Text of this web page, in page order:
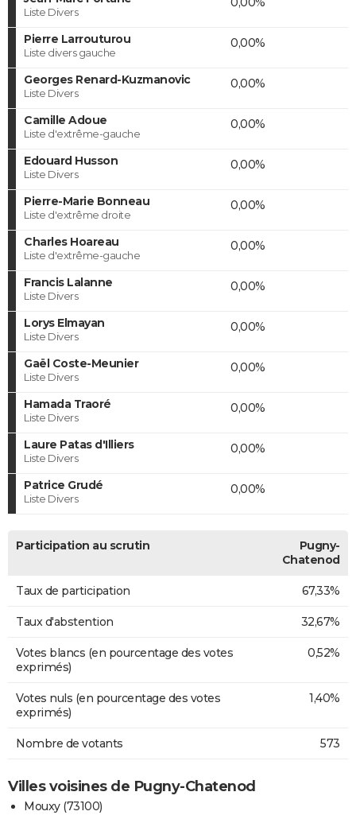
Liste Divers
Pierre Larrouturou
Liste divers gauche
0,00%
Georges Renard-Kuzmanovic
Liste Divers
0,00%
Camille Adoue
Liste d'extrême-gauche
0,00%
Edouard Husson
Liste Divers
0,00%
Pierre-Marie Bonneau
Liste d'extrême droite
0,00%
Charles Hoareau
Liste d'extrême-gauche
0,00%
Francis Lalanne
Liste Divers
0,00%
Lorys Elmayan
Liste Divers
0,00%
Gaël Coste-Meunier
Liste Divers
0,00%
Hamada Traoré
Liste Divers
0,00%
Laure Patas d'Illiers
Liste Divers
0,00%
Patrice Grudé
Liste Divers
0,00%
Participation au scrutin
Pugny-
Chatenod
Taux de participation 67,33%
Taux d'abstention 32,67%
Votes blancs (en pourcentage des votes
exprimés)
0,52%
Votes nuls (en pourcentage des votes
exprimés)
1,40%
Nombre de votants 573
Villes voisines de Pugny-Chatenod
Mouxy (73100)